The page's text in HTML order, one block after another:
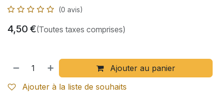
(0 avis)
4,50 €(Toutes taxes comprises)
Ajouter au panier
Ajouter à la liste de souhaits